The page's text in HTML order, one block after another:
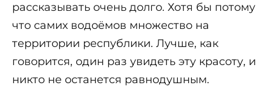
рассказывать очень долго. Хотя бы потому
что самих водоёмов множество на
территории республики. Лучше, как
говорится, один раз увидеть эту красоту, и
никто не останется равнодушным.